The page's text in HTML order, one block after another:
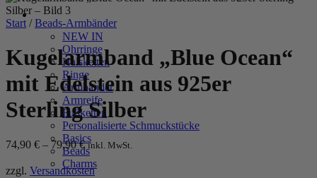
WOMEN
NEW IN
Ohrringe
Halsketten
Ringe
Armbänder
Armreife
Fußketten
Personalisierte Schmuckstücke
Basics
Beads
Charms
Start / Beads-Armbänder
Kugelarmband „Blue Ocean“
mit Edelstein aus 925er
Sterling Silber
74,90 € – 79,90€ inkl. MwSt.
zzgl. Versandkosten